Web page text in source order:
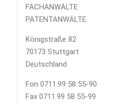
FACHANWÄLTE
PATENTANWÄLTE
Königstraße 82
70173 Stuttgart
Deutschland
Fon 0711.99 58 55-90
Fax 0711.99 58 55-99